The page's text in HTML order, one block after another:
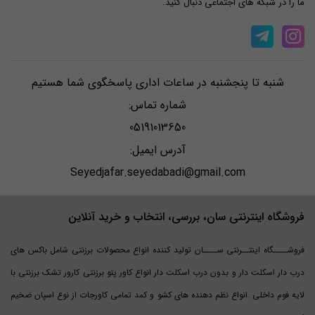
و جلوگیری از لک شدن کفشهای سفید می کند.
جور میکنیم. تو یه قسمتی از کمد و مشکل همیشگی منظم کردن کفش ها
گروه تولیدی سان با ارائه انواع نظم دهنده های کفش به شما بزرگواران کمک
میکند. تا امسال بتونین به راحتی کفش هاتون رو بدون هیچ آسیبی و دور از
جنس این جا کفشی از پارچه سوزنی هست و قسمت رویی این کاور شیشه
ای و به راحتی درونش پیداست .
شنبه تا پنجشنبه در ساعات اداری پاسخگوی شما هستیم
شماره تماس:
05191013650
آدرس ایمیل:
Seyedjafar.seyedabadi@gmail.com
فروشگاه اینترنتی سان، بررسی، انتخاب و خرید آنلاین
فروشــــگاه اینتــرنتی ســــان تولید کننده انواع محصولات برزنتی شامل باکس های
درب دار اسکلت دار و بدون درب اسکلت دار انواع کاور پتو برزنتی کارور تشک برزنتی با
لایه فوم داخلی .انواع نظم دهنده های کشو و کمد تمامی کاورجات از نوع اسپان ضخیم